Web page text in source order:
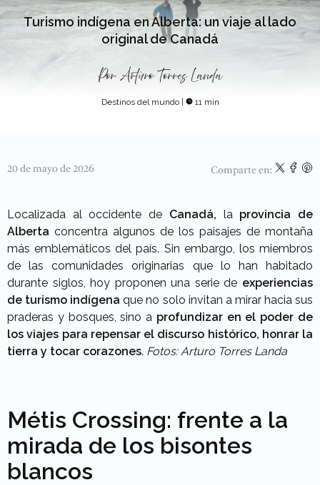
Turismo indígena en Alberta: un viaje al lado
original de Canadá
Por Arturo Torres Landa
Destinos del mundo 11 min
20 de mayo de 2026 Comparte en:
Localizada al occidente de Canadá, la provincia de
Alberta concentra algunos de los paisajes de montaña
más emblemáticos del país. Sin embargo, los miembros
de las comunidades originarias que lo han habitado
durante siglos, hoy proponen una serie de experiencias
de turismo indígena que no solo invitan a mirar hacia sus
praderas y bosques, sino a profundizar en el poder de
los viajes para repensar el discurso histórico, honrar la
tierra y tocar corazones. Fotos: Arturo Torres Landa
Métis Crossing: frente a la
mirada de los bisontes
blancos